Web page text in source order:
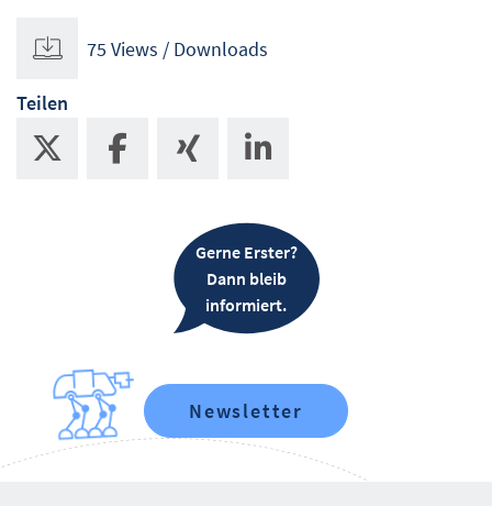
75 Views / Downloads
Teilen
Gerne Erster?
Dann bleib
informiert.
Newsletter